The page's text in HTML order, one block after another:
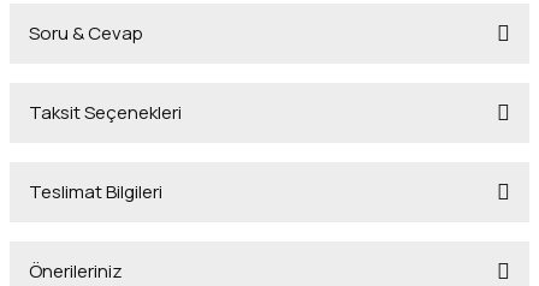
Soru & Cevap
Taksit Seçenekleri
Teslimat Bilgileri
Önerileriniz